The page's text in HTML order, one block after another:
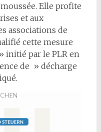
Elle profite
et aux
associations de
cette mesure
initié par le PLR en
de » décharge